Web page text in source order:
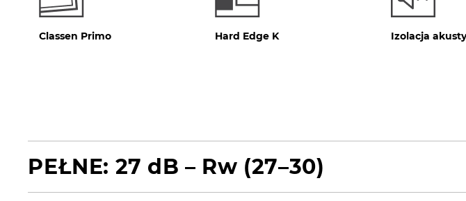
Classen Primo Hard Edge K Izolacja
PEŁNE: 27 dB – Rw (27–30)